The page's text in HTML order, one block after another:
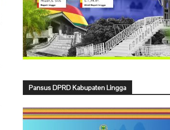
Pansus DPRD Kabupaten Lingga